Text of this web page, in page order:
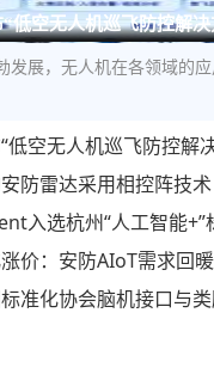
低空无人机巡飞防控解
发展，无人机在各领域的
低空无人机巡飞防控解
防雷达采用相控阵技
入选杭州“人工智能
价：安防AIoT需求回
准化协会脑机接口与